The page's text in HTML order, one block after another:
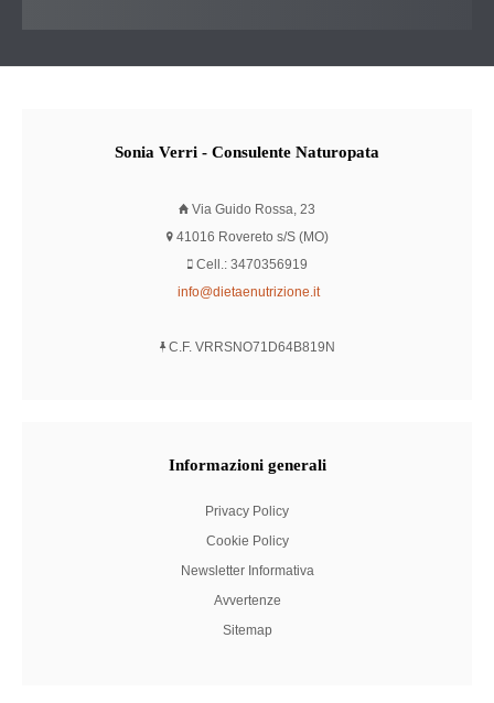
Sonia Verri - Consulente Naturopata
Via Guido Rossa, 23
41016 Rovereto s/S (MO)
Cell.: 3470356919
info@dietaenutrizione.it
C.F. VRRSNO71D64B819N
Informazioni generali
Privacy Policy
Cookie Policy
Newsletter Informativa
Avvertenze
Sitemap